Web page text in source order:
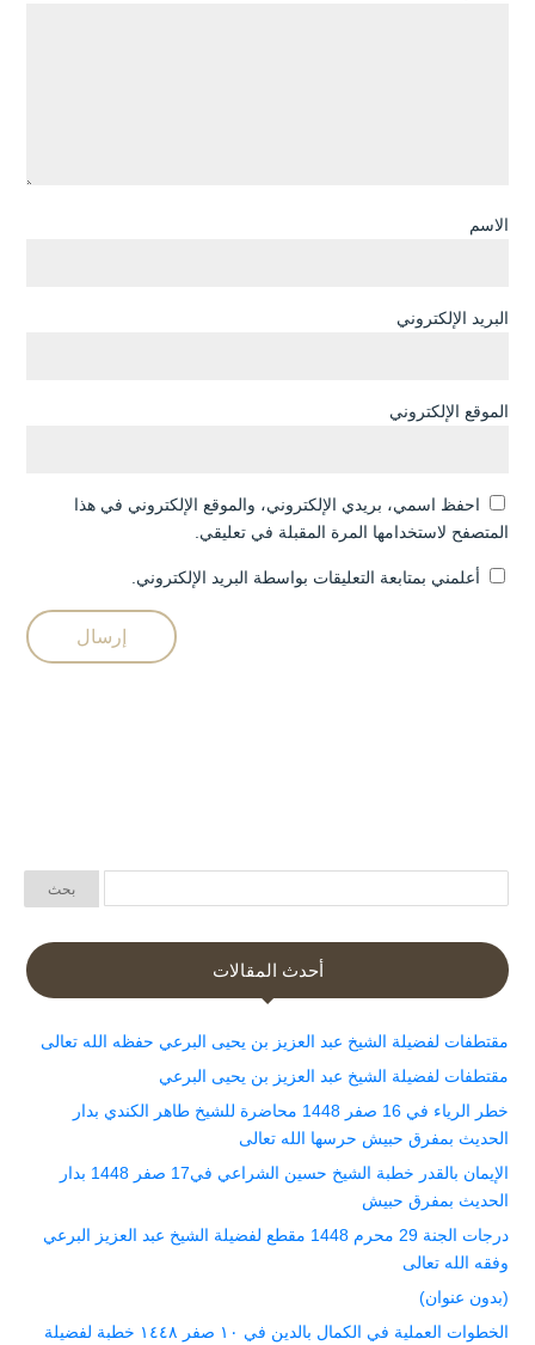
الاسم
البريد الإلكتروني
الموقع الإلكتروني
احفظ اسمي، بريدي الإلكتروني، والموقع الإلكتروني في هذا
المتصفح لاستخدامها المرة المقبلة في تعليقي.
أعلمني بمتابعة التعليقات بواسطة البريد الإلكتروني.
أحدث المقالات
مقتطفات لفضيلة الشيخ عبد العزيز بن يحيى البرعي حفظه الله تعالى
مقتطفات لفضيلة الشيخ عبد العزيز بن يحيى البرعي
خطر الرياء في 16 صفر 1448 محاضرة للشيخ طاهر الكندي بدار
الحديث بمفرق حبيش حرسها الله تعالى
الإيمان بالقدر خطبة الشيخ حسين الشراعي في17 صفر 1448 بدار
الحديث بمفرق حبيش
درجات الجنة 29 محرم 1448 مقطع لفضيلة الشيخ عبد العزيز البرعي
وفقه الله تعالى
(بدون عنوان)
الخطوات العملية في الكمال بالدين في ١٠ صفر ١٤٤٨ خطبة لفضيلة